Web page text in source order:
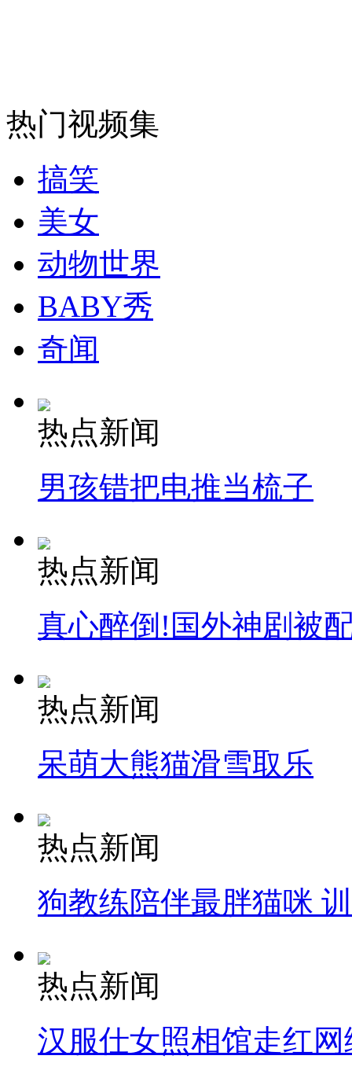
走！跟着总书记去植树
消防员救轻生者
司机酒驾遇交警 急速倒车逃窜
热门视频集
搞笑
美女
动物世界
BABY秀
奇闻
热点新闻
男孩错把电推当梳子
热点新闻
真心醉倒!国外神剧被
热点新闻
呆萌大熊猫滑雪取乐
热点新闻
狗教练陪伴最胖猫咪
热点新闻
汉服仕女照相馆走红网